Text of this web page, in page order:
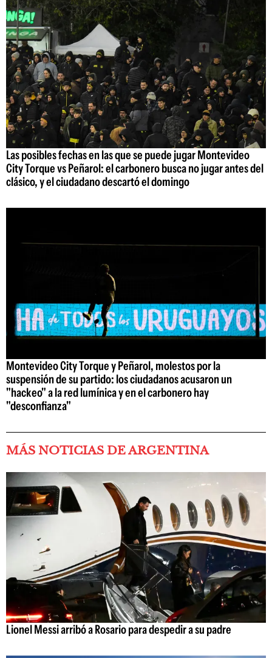
Las posibles fechas en las que se puede jugar Montevideo
City Torque vs Peñarol: el carbonero busca no jugar antes del
clásico, y el ciudadano descartó el domingo
Montevideo City Torque y Peñarol, molestos por la
suspensión de su partido: los ciudadanos acusaron un
"hackeo" a la red lumínica y en el carbonero hay
"desconfianza"
MÁS NOTICIAS DE ARGENTINA
Lionel Messi arribó a Rosario para despedir a su padre